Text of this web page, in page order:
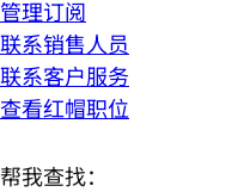
管理订阅
联系销售人员
联系客户服务
查看红帽职位
帮我查找：